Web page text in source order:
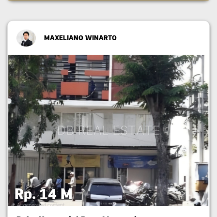
MAXELIANO WINARTO
Rp. 14 M